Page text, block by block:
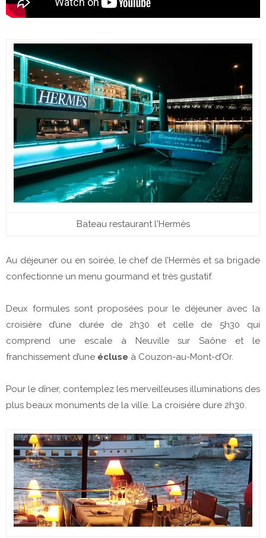
Bateau restaurant l'Hermès
Au déjeuner ou en soirée, le chef de l’Hermès et sa brigade
confectionne un menu gourmand et très gustatif.
Deux formules sont proposées pour le déjeuner avec la
croisière d’une durée de 2h30 et celle de 5h30 qui
comprend une escale à Neuville sur Saône et le
franchissement d’une écluse à Couzon-au-Mont-d’Or.
Pour le dîner, contemplez les merveilleuses illuminations des
plus beaux monuments de la ville. La croisière dure 2h30.